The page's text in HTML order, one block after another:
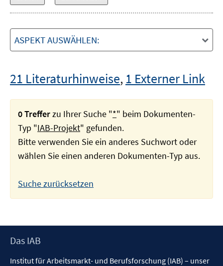
ASPEKT AUSWÄHLEN:
21 Literaturhinweise, 1 Externer Link
0 Trefferzu Ihrer Suche "*" beim Dokumenten-
Typ "IAB-Projekt" gefunden.
Bitte verwenden Sie ein anderes Suchwort oder
wählen Sie einen anderen Dokumenten-Typ aus.
Suche zurücksetzen
Footer
Das IAB
Institut für Arbeitsmarkt- und Berufsforschung (IAB) – unser